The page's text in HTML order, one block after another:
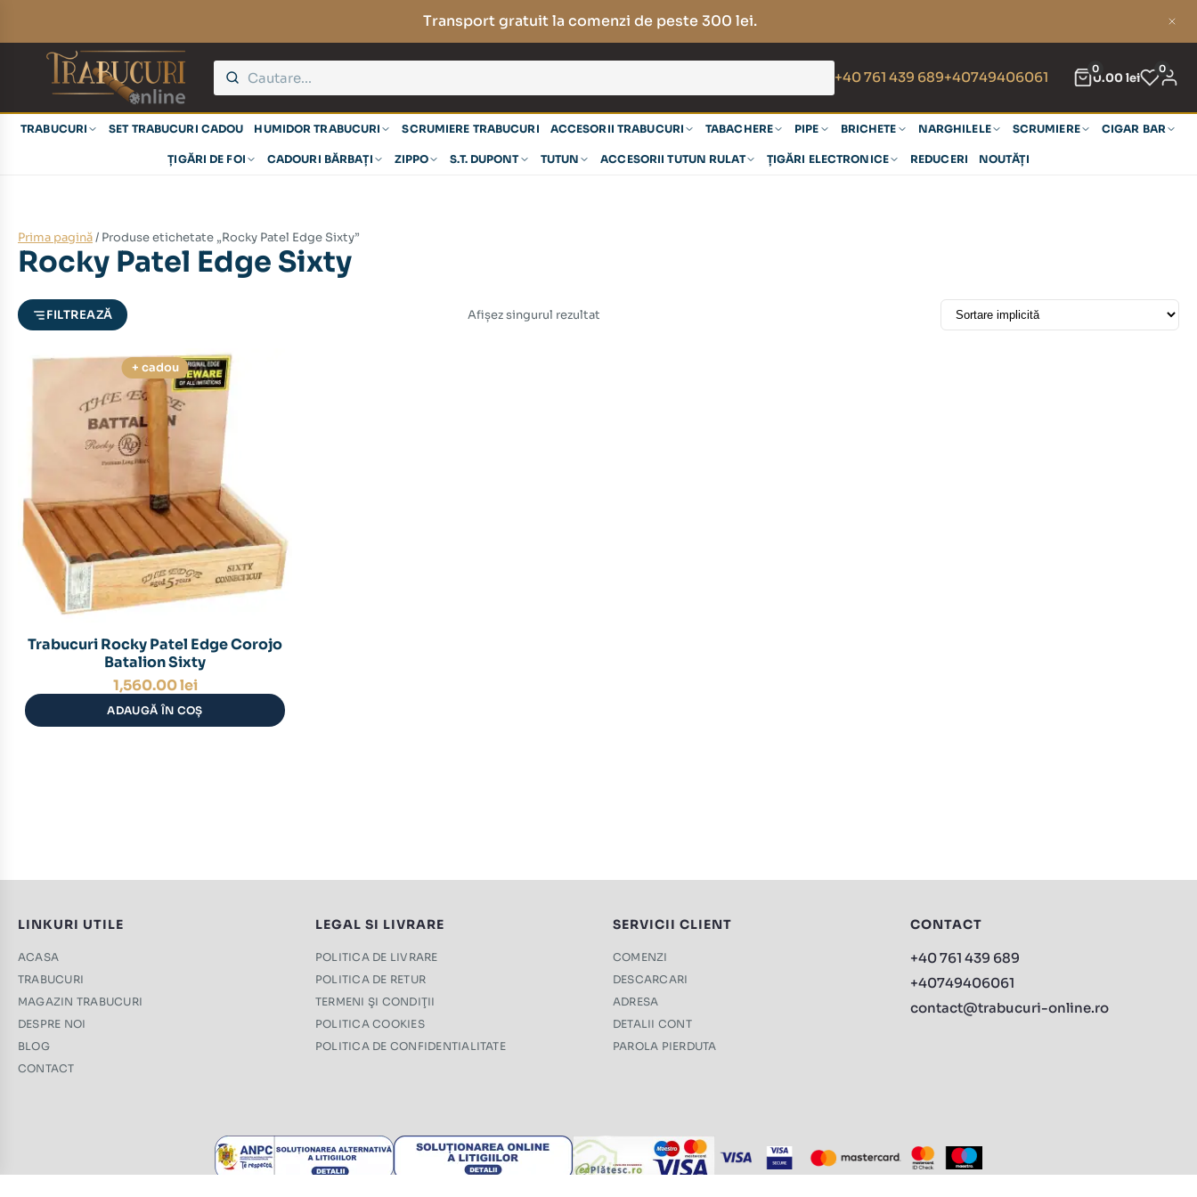
Transport gratuit la comenzi de peste 300 lei.
+40 761 439 689+40749406061 0
0.00lei
0
TRABUCURI SET TRABUCURI CADOU HUMIDOR TRABUCURI SCRUMIERE TRABUCURI ACCESORII TRABUCURI TABACHERE PIPE BRICHETE NARGHILELE SCRUMIERE CIGAR BAR
ȚIGĂRI DE FOI CADOURI BĂRBAȚI ZIPPO S.T. DUPONT TUTUN ACCESORII TUTUN RULAT ȚIGĂRI ELECTRONICE REDUCERI NOUTĂȚI
Prima pagină/ Produse etichetate „Rocky Patel Edge Sixty”
Rocky Patel Edge Sixty
FILTREAZĂ Afișez singurul rezultat
+ cadou
Trabucuri Rocky Patel Edge Corojo
Batalion Sixty
1,560.00lei
ADAUGĂ ÎN COȘ
LINKURI UTILE
ACASA
TRABUCURI
MAGAZIN TRABUCURI
DESPRE NOI
BLOG
CONTACT
LEGAL SI LIVRARE
POLITICA DE LIVRARE
POLITICA DE RETUR
TERMENI ŞI CONDIŢII
POLITICA COOKIES
POLITICA DE CONFIDENTIALITATE
SERVICII CLIENT
COMENZI
DESCARCARI
ADRESA
DETALII CONT
PAROLA PIERDUTA
CONTACT
+40 761 439 689
+40749406061
contact@trabucuri-online.ro